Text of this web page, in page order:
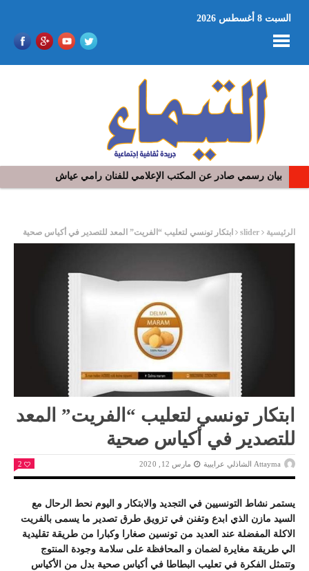
السبت 8 أغسطس 2026
بيان رسمي صادر عن المكتب الإعلامي للفنان رامي عياش
الرئيسية slider ابتكار تونسي لتعليب “الفريت” المعد للتصدير في أكياس صحية
ابتكار تونسي لتعليب “الفريت” المعد
للتصدير في أكياس صحية
Attayma الشاذلي عرايبية مارس 12, 2020 2
يستمر نشاط التونسيين في التجديد والابتكار و اليوم نحط الرحال مع
السيد مازن الذي ابدع وتفنن في تزويق طرق تصدير ما يسمى بالفريت
الاكلة المفضلة عند العديد من تونسين صغارا وكبارا من طريقة تقليدية
الي طريقة مغايرة لضمان و المحافظة على سلامة وجودة المنتوج
وتتمثل الفكرة في تعليب البطاطا في أكياس صحية بدل من الأكياس